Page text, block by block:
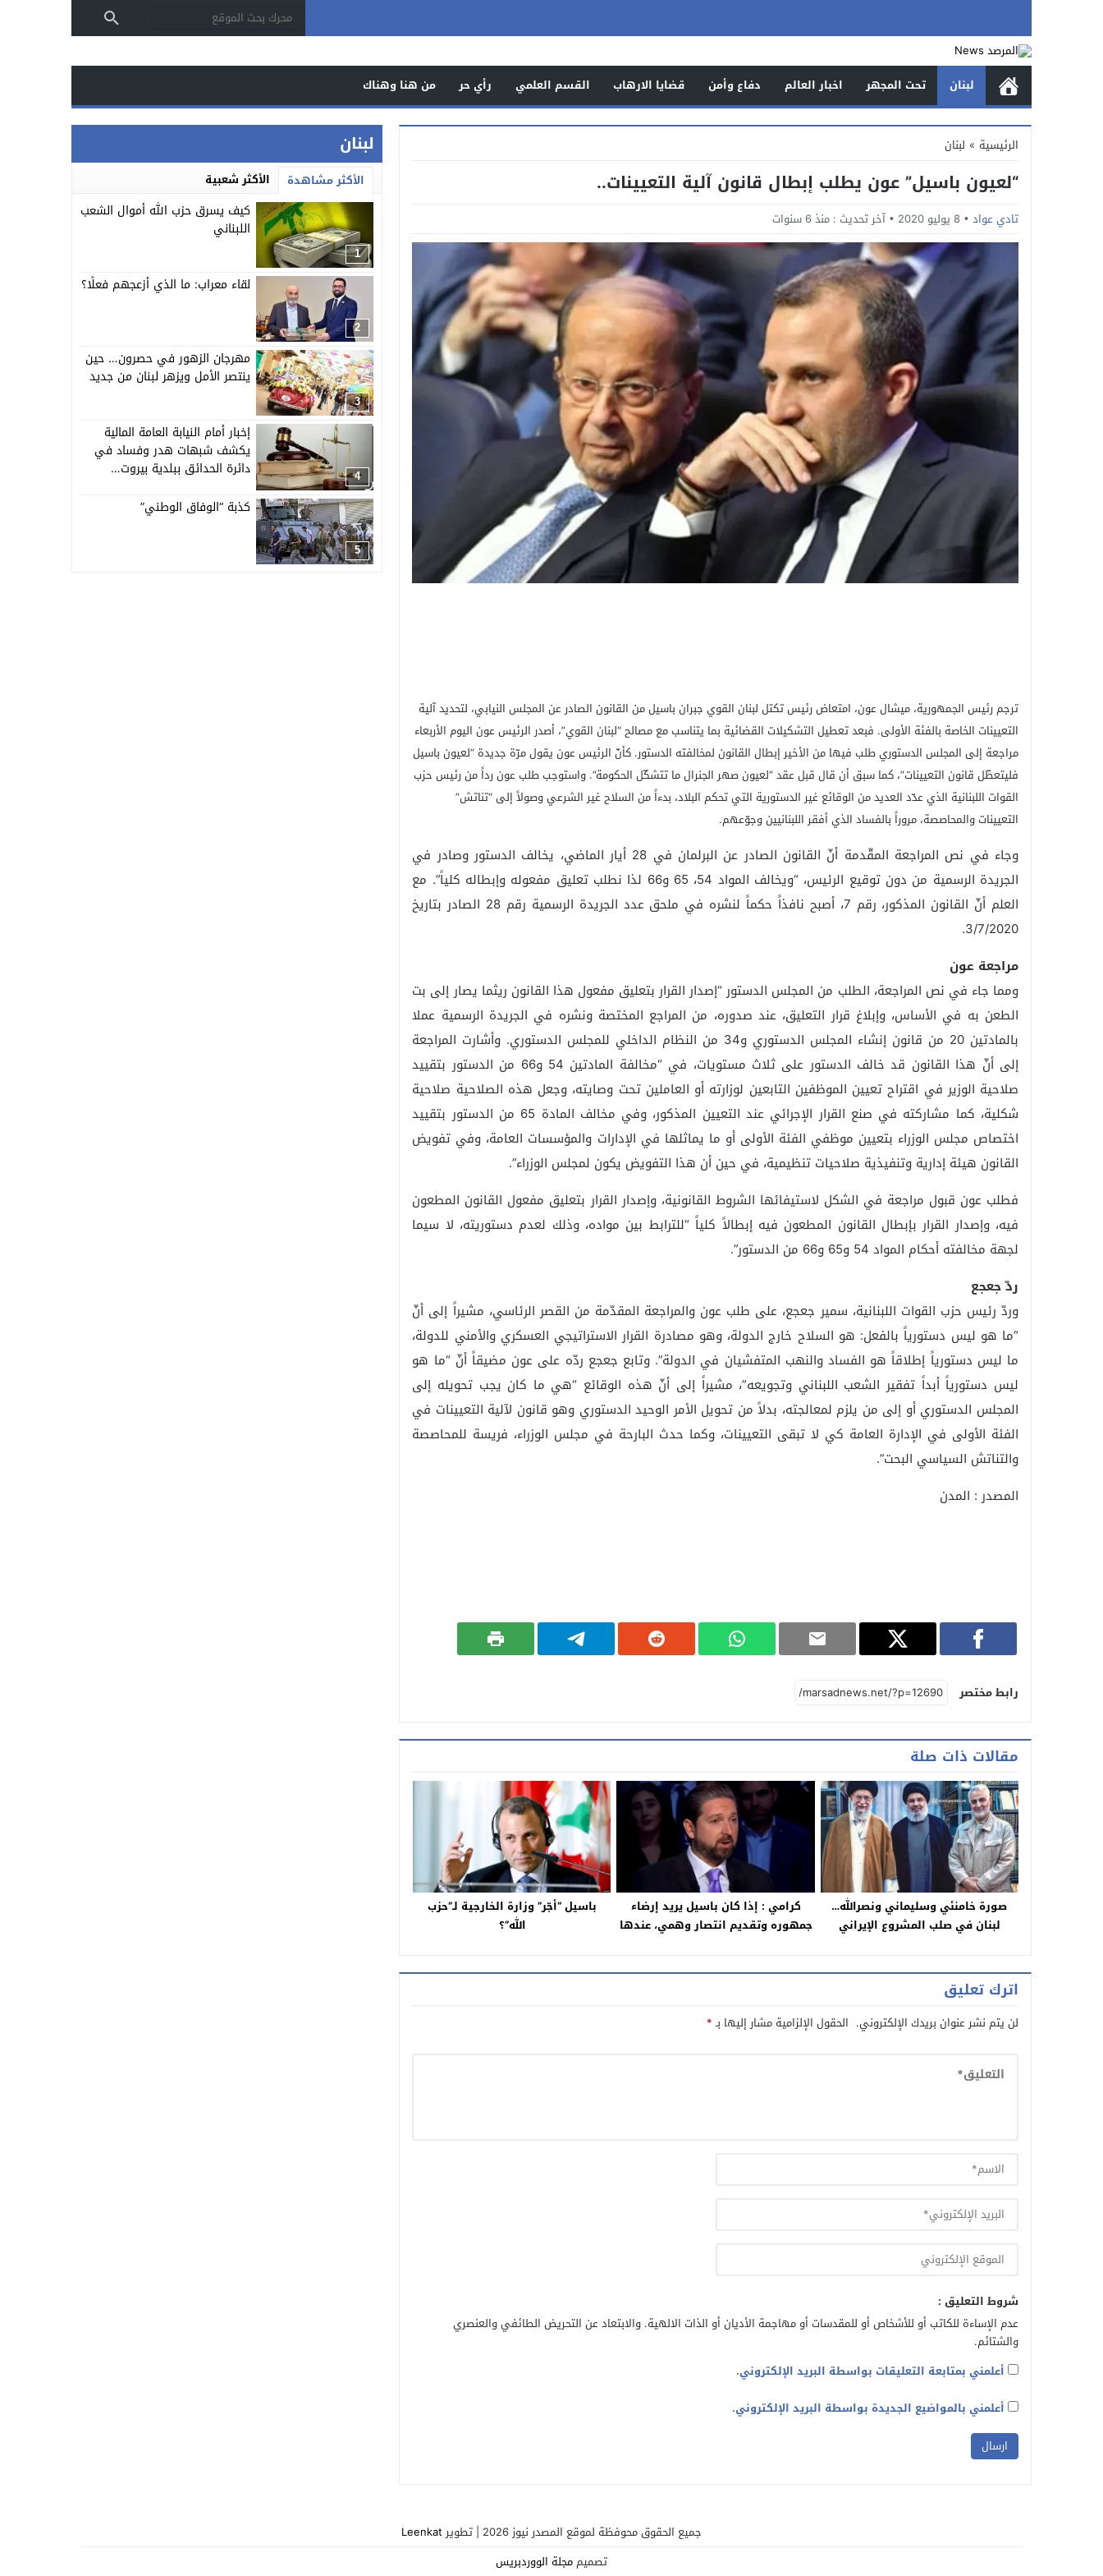
لبنان تحت المجهر اخبار العالم دفاع وأمن قضايا الارهاب القسم العلمي رأي حر من هنا وهناك
الرئيسية » لبنان
“لعيون باسيل” عون يطلب إبطال قانون آلية التعيينات..
تادي عواد 8 يوليو 2020 آخر تحديث : منذ 6 سنوات
ترجم رئيس الجمهورية، ميشال عون، امتعاض رئيس تكتل لبنان القوي جبران باسيل من القانون الصادر عن المجلس النيابي، لتحديد آلية
التعيينات الخاصة بالفئة الأولى. فبعد تعطيل التشكيلات القضائية بما يتناسب مع مصالح “لبنان القوي”، أصدر الرئيس عون اليوم الأربعاء
مراجعة إلى المجلس الدستوري طلب فيها من الأخير إبطال القانون لمخالفته الدستور. كأنّ الرئيس عون يقول مرّة جديدة “لعيون باسيل
فليتعطّل قانون التعيينات”، كما سبق أن قال قبل عقد “لعيون صهر الجنرال ما تتشكّل الحكومة”. واستوجب طلب عون رداً من رئيس حزب
القوات اللبنانية الذي عدّد العديد من الوقائع غير الدستورية التي تحكم البلاد، بدءاً من السلاح غير الشرعي وصولاً إلى “تناتش”
التعيينات والمحاصصة، مروراً بالفساد الذي أفقر اللبنانيين وجوّعهم.
وجاء في نص المراجعة المقّدمة أنّ القانون الصادر عن البرلمان في 28 أيار الماضي، يخالف الدستور وصادر في
الجريدة الرسمية من دون توقيع الرئيس، “ويخالف المواد 54، 65 و66 لذا نطلب تعليق مفعوله وإبطاله كلياً”. مع
العلم أنّ القانون المذكور، رقم 7، أصبح نافذاً حكماً لنشره في ملحق عدد الجريدة الرسمية رقم 28 الصادر بتاريخ
3/7/2020.
مراجعة عون
ومما جاء في نص المراجعة، الطلب من المجلس الدستور “إصدار القرار بتعليق مفعول هذا القانون ريثما يصار إلى بت
الطعن به في الأساس، وإبلاغ قرار التعليق، عند صدوره، من المراجع المختصة ونشره في الجريدة الرسمية عملا
بالمادتين 20 من قانون إنشاء المجلس الدستوري و34 من النظام الداخلي للمجلس الدستوري. وأشارت المراجعة
إلى أنّ هذا القانون قد خالف الدستور على ثلاث مستويات، في “مخالفة المادتين 54 و66 من الدستور بتقييد
صلاحية الوزير في اقتراح تعيين الموظفين التابعين لوزارته أو العاملين تحت وصايته، وجعل هذه الصلاحية صلاحية
شكلية، كما مشاركته في صنع القرار الإجرائي عند التعيين المذكور، وفي مخالف المادة 65 من الدستور بتقييد
اختصاص مجلس الوزراء بتعيين موظفي الفئة الأولى أو ما يماثلها في الإدارات والمؤسسات العامة، وفي تفويض
القانون هيئة إدارية وتنفيذية صلاحيات تنظيمية، في حين أن هذا التفويض يكون لمجلس الوزراء”.
فطلب عون قبول مراجعة في الشكل لاستيفائها الشروط القانونية، وإصدار القرار بتعليق مفعول القانون المطعون
فيه، وإصدار القرار بإبطال القانون المطعون فيه إبطالاً كلياً “للترابط بين مواده، وذلك لعدم دستوريته، لا سيما
لجهة مخالفته أحكام المواد 54 و65 و66 من الدستور”.
ردّ جعجع
وردّ رئيس حزب القوات اللبنانية، سمير جعجع، على طلب عون والمراجعة المقدّمة من القصر الرئاسي، مشيراً إلى أنّ
“ما هو ليس دستورياً بالفعل: هو السلاح خارج الدولة، وهو مصادرة القرار الاستراتيجي العسكري والأمني للدولة،
ما ليس دستورياً إطلاقاً هو الفساد والنهب المتفشيان في الدولة”. وتابع جعجع ردّه على عون مضيقاً أنّ “ما هو
ليس دستورياً أبداً تفقير الشعب اللبناني وتجويعه”، مشيراً إلى أنّ هذه الوقائع “هي ما كان يجب تحويله إلى
المجلس الدستوري أو إلى من يلزم لمعالجته، بدلاً من تحويل الأمر الوحيد الدستوري وهو قانون لآلية التعيينات في
الفئة الأولى في الإدارة العامة كي لا تبقى التعيينات، وكما حدث البارحة في مجلس الوزراء، فريسة للمحاصصة
والتناتش السياسي البحت”.
المصدر : المدن
رابط مختصر
مقالات ذات صلة
صورة خامنئي وسليماني ونصرالله…
لبنان في صلب المشروع الإيراني
كرامي : إذا كان باسيل يريد إرضاء
جمهوره وتقديم انتصار وهمي، عندها
باسيل “أجّر” وزارة الخارجية لـ”حزب
الله”؟
اترك تعليق
لن يتم نشر عنوان بريدك الإلكتروني. الحقول الإلزامية مشار إليها بـ*
شروط التعليق :
عدم الإساءة للكاتب أو للأشخاص أو للمقدسات أو مهاجمة الأديان أو الذات الالهية. والابتعاد عن التحريض الطائفي والعنصري
والشتائم.
أعلمني بمتابعة التعليقات بواسطة البريد الإلكتروني.
أعلمني بالمواضيع الجديدة بواسطة البريد الإلكتروني.
لبنان
الأكثر مشاهدة الأكثر شعبية
1
كيف يسرق حزب الله أموال الشعب
اللبناني
2
لقاء معراب: ما الذي أزعجهم فعلًا؟
3
مهرجان الزهور في حصرون… حين
ينتصر الأمل ويزهر لبنان من جديد
4
إخبار أمام النيابة العامة المالية
يكشف شبهات هدر وفساد في
دائرة الحدائق ببلدية بيروت…
5
كذبة “الوفاق الوطني”
جميع الحقوق محوفظة لموقع المصدر نيوز 2026 | تطوير
Leenkat
تصميممجلة الووردبريس